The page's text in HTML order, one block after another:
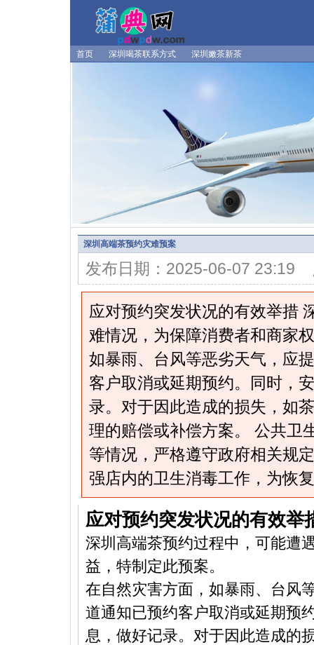
首页 深圳喝茶联系方式 深圳嫩茶新茶
深圳高端茶预约灾难预案
发布日期：2025-06-07 23:19
应对预约突发状况的有效举措
难情况，为保障消费者和商家
如暴雨、台风等恶劣天气，应
客户取消或延期预约。同时，
录。对于因此造成的损失，如
理的赔偿或补偿方案。 公共卫
等情况，严格遵守政府相关规
强店内的卫生消毒工作，为恢
应对预约突发状况的有效举
深圳高端茶预约过程中，可能遭
益，特制定此预案。
在自然灾害方面，如暴雨、台风
道通知已预约客户取消或延期预
息，做好记录。对于因此造成的